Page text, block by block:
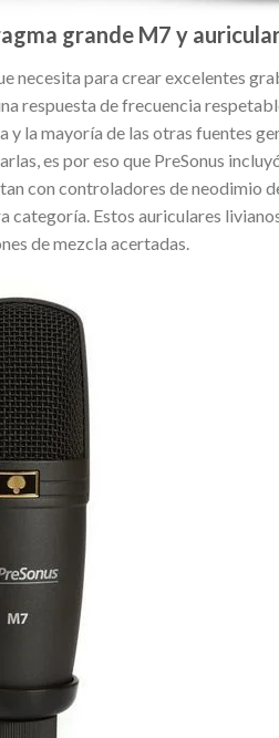
grande M7 y
necesita para crear excelentes
respuesta de frecuencia
la mayoría de las otras fuentes
es por eso que PreSonus
con controladores de neodimio
categoría. Estos auriculares
de mezcla acertadas.